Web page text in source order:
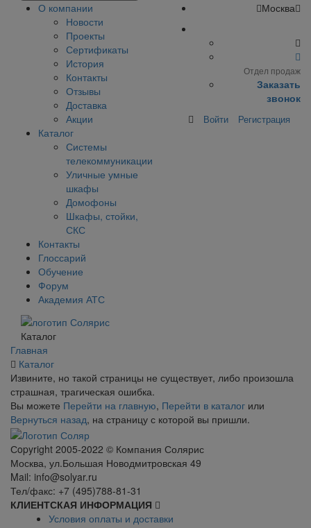
О компании
Новости
Проекты
Сертификаты
История
Контакты
Отзывы
Доставка
Акции
Каталог
Системы
телекоммуникации
Уличные умные
шкафы
Домофоны
Шкафы, стойки,
СКС
Контакты
Глоссарий
Обучение
Форум
Академия АТС
Москва
Отдел продаж
Заказать
звонок
Войти Регистрация
Каталог
Главная
Каталог
Извините, но такой страницы не существует, либо произошла
страшная, трагическая ошибка.
Вы можете Перейти на главную, Перейти в каталог или
Вернуться назад, на страницу с которой вы пришли.
Сopyright 2005-2022 © Компания Солярис
Москва, ул.Большая Новодмитровская 49
Mail: info@solyar.ru
Тел/факс: +7 (495)788-81-31
КЛИЕНТСКАЯ ИНФОРМАЦИЯ
Условия оплаты и доставки